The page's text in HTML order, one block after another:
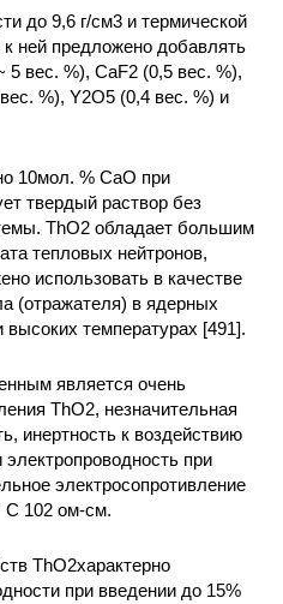
до 9,6 г/см3 и термической
к ней предложено добавлять
вес. %), CaF2 (0,5 вес. %),
%), Y2O5 (0,4 вес. %) и
10мол. % СаО при
твердый раствор без
ThO2 обладает большим
тепловых нейтронов,
использовать в качестве
(отражателя) в ядерных
температурах [491].
является очень
ThO2, незначительная
инертность к воздействию
при
электросопротивление
С 102 ом-см.
ThO2характерно
при введении до 15%